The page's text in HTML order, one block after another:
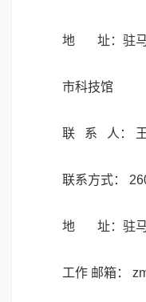
地 址：驻马
市科技馆
联 系 人：
联系方式：
地 址：驻马
工作 邮箱：